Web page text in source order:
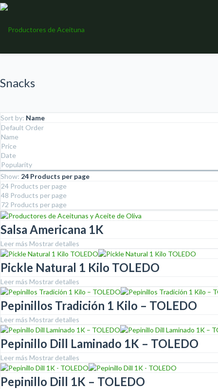
Snacks
Sort by: Name
Default Order
Name
Price
Date
Popularity
Show: 24 Products per page
24 Products per page
48 Products per page
72 Products per page
Salsa Americana 1K
Leer más Mostrar detalles
Pickle Natural 1 Kilo TOLEDO
Leer más Mostrar detalles
Pepinillos Tradición 1 Kilo – TOLEDO
Leer más Mostrar detalles
Pepinillo Dill Laminado 1K – TOLEDO
Leer más Mostrar detalles
Pepinillo Dill 1K – TOLEDO